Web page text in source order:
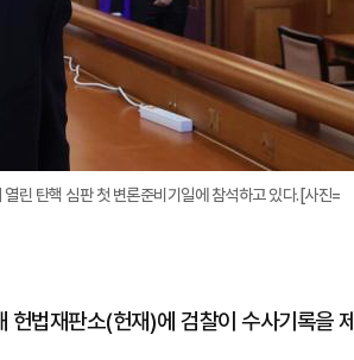
린 탄핵 심판 첫 변론준비기일에 참석하고 있다.[사진=
헌법재판소(헌재)에 검찰이 수사기록을